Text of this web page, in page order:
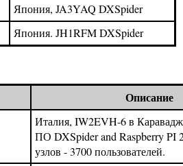
Япония, JA3YAQ DXSpider
Япония. JH1RFM DXSpider
Описание
Италия, IW2EVH-6 в
ПО DXSpider and Raspberry PI
узлов - 3700 пользователей.